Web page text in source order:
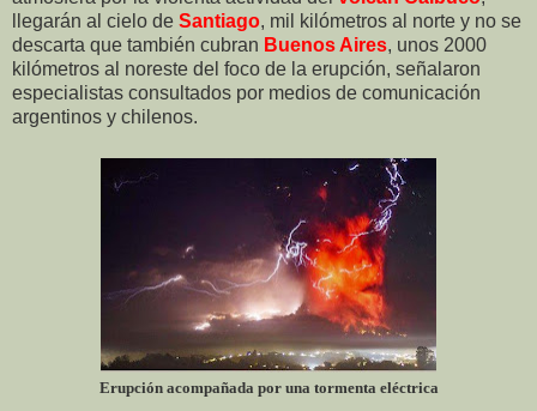
llegarán al cielo de Santiago, mil kilómetros al norte y no se
descarta que también cubran Buenos Aires, unos 2000
kilómetros al noreste del foco de la erupción, señalaron
especialistas consultados por medios de comunicación
argentinos y chilenos.
Erupción acompañada por una tormenta eléctrica